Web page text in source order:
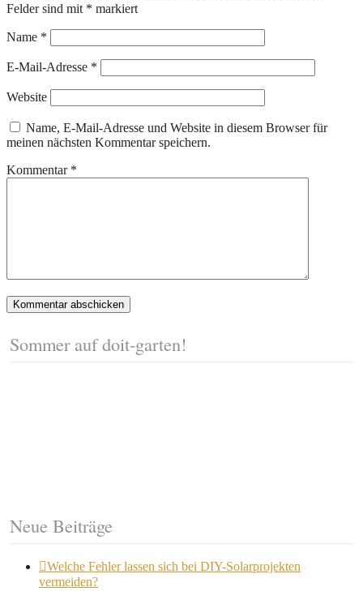
Felder sind mit * markiert
Name *
E-Mail-Adresse *
Website
Name, E-Mail-Adresse und Website in diesem Browser für
meinen nächsten Kommentar speichern.
Kommentar *
Sommer auf doit-garten!
Neue Beiträge
Welche Fehler lassen sich bei DIY-Solarprojekten
vermeiden?